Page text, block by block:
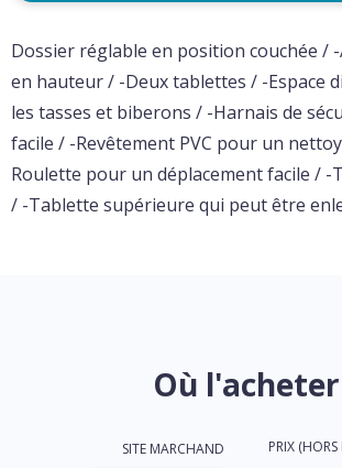
Dossier réglable en position couchée /
en hauteur / -Deux tablettes / -Espace
les tasses et biberons / -Harnais de
facile / -Revêtement PVC pour un
Roulette pour un déplacement facile / -
/ -Tablette supérieure qui peut être
Où l'acheter
SITE MARCHAND PRIX